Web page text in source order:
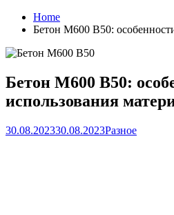
Home
Бетон М600 В50:
Бетон М600 В50:
использования
30.08.202330.08.2023Разное